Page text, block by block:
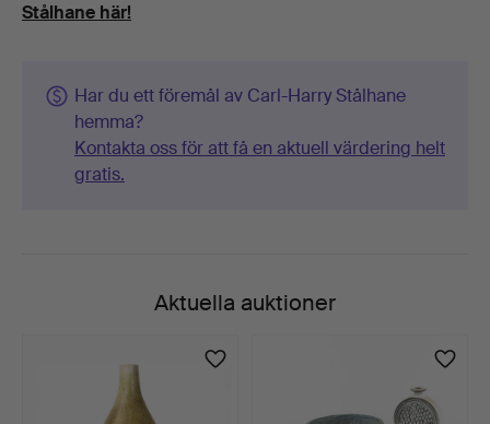
Stålhane här!
Har du ett föremål av Carl-Harry Stålhane
hemma?
Kontakta oss för att få en aktuell värdering helt
gratis.
Aktuella auktioner